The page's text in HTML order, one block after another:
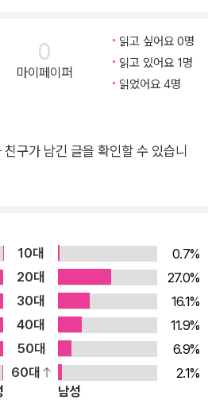
면 학습 순서가 가장 중요합니다. 백
소프트 공식 문서(Microsoft Docs)
는 매우 방대한 양의 설명서입니
온 경험을 바탕으로 입문하기에 최
했습니다.
나눕니다.
위한 소개 및 프로그래밍 설치 등 본격
고 사용하는 데 초점을 맞춥니다.
법 및 C# 활용 내용을 배웁니다.
번 정도는 다루어야 하는 C# 확장 기
이란 시간이 흘렀습니다. 준비 기간까
이 최신 응용 프로그램 제작 기술인
는 데 많은 도움이 되었으면 합니다. 필
을 개발할 때 필요한 C# 기초 문법을
다지는 것이 목적이다. Microsoft M
의 전문가인 저자가 선별한 ‘핵심
며 실력을 향상시킬 수 있다. C#을 접
는 내용을 한 번 더 정리할 기회가
로그(dotnetkorea.com)에서 제공
을 배워야 한다면 시작하기도 전에 지
한 내용을 빠짐없이 배우되 중요한 내
고, 지금 당장 많이 사용하지 않는 내
가는 것이 학습 부담을 최소화할 수
이자 C#을 20년 이상 사용하고
으로 입문자에게 필요한 내용을 선
0
마이페이퍼
읽고 싶어요 0명
읽고 있어요 1명
읽었어요 4명
구가 남긴 글을 확인할 수 있습니
10대
0.7%
20대
27.0%
30대
16.1%
40대
11.9%
50대
6.9%
60대
2.1%
남성